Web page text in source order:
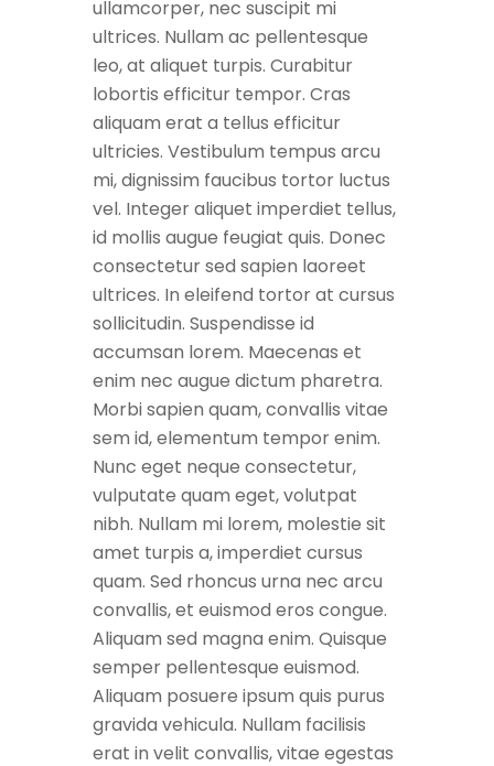
ullamcorper, nec suscipit mi
ultrices. Nullam ac pellentesque
leo, at aliquet turpis. Curabitur
lobortis efficitur tempor. Cras
aliquam erat a tellus efficitur
ultricies. Vestibulum tempus arcu
mi, dignissim faucibus tortor luctus
vel. Integer aliquet imperdiet tellus,
id mollis augue feugiat quis. Donec
consectetur sed sapien laoreet
ultrices. In eleifend tortor at cursus
sollicitudin. Suspendisse id
accumsan lorem. Maecenas et
enim nec augue dictum pharetra.
Morbi sapien quam, convallis vitae
sem id, elementum tempor enim.
Nunc eget neque consectetur,
vulputate quam eget, volutpat
nibh. Nullam mi lorem, molestie sit
amet turpis a, imperdiet cursus
quam. Sed rhoncus urna nec arcu
convallis, et euismod eros congue.
Aliquam sed magna enim. Quisque
semper pellentesque euismod.
Aliquam posuere ipsum quis purus
gravida vehicula. Nullam facilisis
erat in velit convallis, vitae egestas